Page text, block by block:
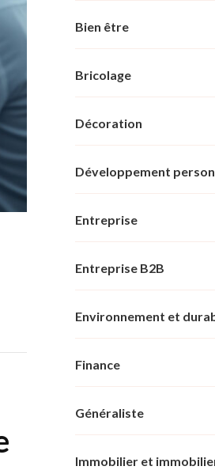
Bien être
Bricolage
Décoration
Développement
Entreprise
Entreprise B2B
Environnement et
Finance
Généraliste
Immobilier et